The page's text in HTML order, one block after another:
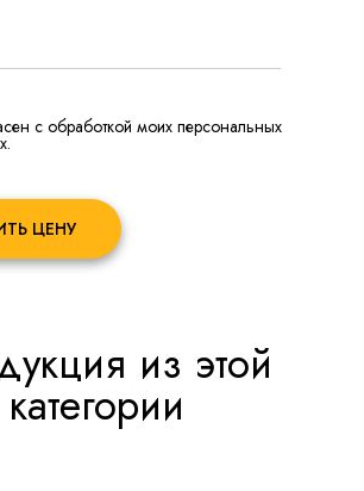
с обработкой моих персональных
ЦЕНУ
из этой
категории